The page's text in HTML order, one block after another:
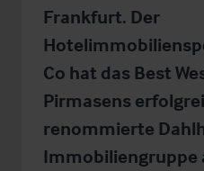
Frankfurt. Der
Co hat das Best
Pirmasens
renommierte
Immobiliengruppe